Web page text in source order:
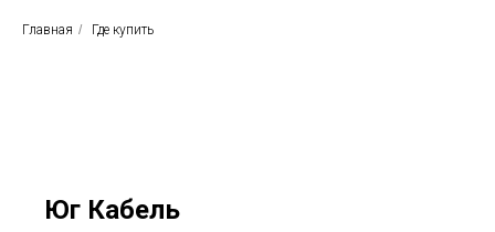
Главная / Где купить
Юг Кабель